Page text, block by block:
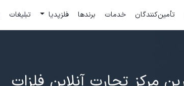
تأمین‌کنندگان خدمات برندها فلزپدیا تبلیغات